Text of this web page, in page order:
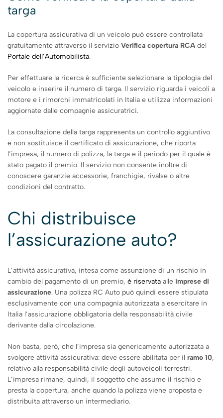
targa
La copertura assicurativa di un veicolo può essere controllata
gratuitamente attraverso il servizio Verifica copertura RCA del
Portale dell’Automobilista.
Per effettuare la ricerca è sufficiente selezionare la tipologia del
veicolo e inserire il numero di targa. Il servizio riguarda i veicoli a
motore e i rimorchi immatricolati in Italia e utilizza informazioni
aggiornate dalle compagnie assicuratrici.
La consultazione della targa rappresenta un controllo aggiuntivo
e non sostituisce il certificato di assicurazione, che riporta
l’impresa, il numero di polizza, la targa e il periodo per il quale è
stato pagato il premio. Il servizio non consente inoltre di
conoscere garanzie accessorie, franchigie, rivalse o altre
condizioni del contratto.
Chi distribuisce
l’assicurazione auto?
L’attività assicurativa, intesa come assunzione di un rischio in
cambio del pagamento di un premio, è riservata alle imprese di
assicurazione. Una polizza RC Auto può quindi essere stipulata
esclusivamente con una compagnia autorizzata a esercitare in
Italia l’assicurazione obbligatoria della responsabilità civile
derivante dalla circolazione.
Non basta, però, che l’impresa sia genericamente autorizzata a
svolgere attività assicurativa: deve essere abilitata per il ramo 10,
relativo alla responsabilità civile degli autoveicoli terrestri.
L’impresa rimane, quindi, il soggetto che assume il rischio e
presta la copertura, anche quando la polizza viene proposta e
distribuita attraverso un intermediario.